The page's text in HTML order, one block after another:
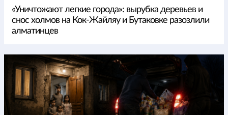
«Уничтожают легкие города»: вырубка деревьев и
снос холмов на Кок-Жайляу и Бутаковке разозлили
алматинцев